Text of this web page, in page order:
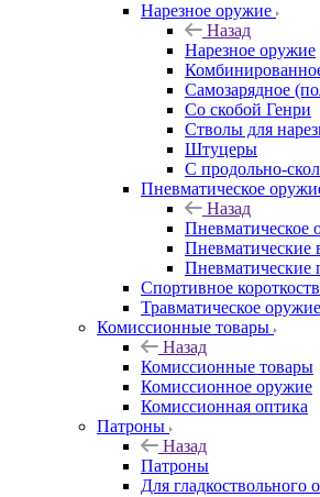
Нарезное оружие
Назад
Нарезное оружие
Самозарядное
Со скобой Генри
Стволы для
Штуцеры
С продольно-
Пневматическое
Назад
Пневматическое
Пневматические
Пневматические
Спортивное
Травматическое
Комиссионные товары
Назад
Комиссионные товары
Комиссионное оружие
Комиссионная оптика
Патроны
Назад
Патроны
Для гладкоствольного